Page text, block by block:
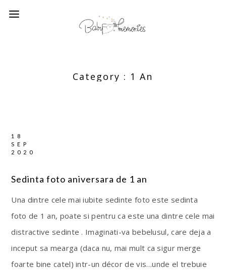
Category : 1 An
18
SEP
2020
Sedinta foto aniversara de 1 an
Una dintre cele mai iubite sedinte foto este sedinta
foto de 1 an, poate si pentru ca este una dintre cele mai
distractive sedinte . Imaginati-va bebelusul, care deja a
inceput sa mearga (daca nu, mai mult ca sigur merge
foarte bine catel) intr-un décor de vis…unde el trebuie